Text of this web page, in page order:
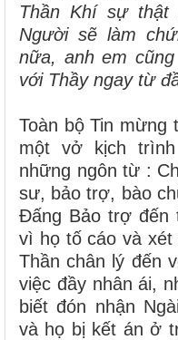
Thần Khí sự thật
Người sẽ làm
nữa, anh em
với Thầy ngay từ
Toàn bộ Tin mừng
một vở kịch
những ngôn từ :
sư, bảo trợ, bào
Đấng Bảo trợ đến
vì họ tố cáo và
Thần chân lý đến
việc đầy nhân ái,
biết đón nhận
và họ bị kết án ở